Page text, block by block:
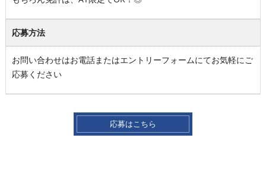
応募方法
お問い合わせはお電話またはエントリーフォームにてお気軽にご
応募ください
応募はこちら